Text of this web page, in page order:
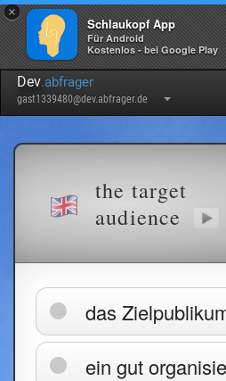
×
Schlaukopf App
Für Android
Kostenlos - bei Google Play
Dev.abfrager
gast1339480@dev.abfrager.de
the target
audience
das
ein gut